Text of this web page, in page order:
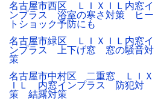
名古屋市西区 ＬＩＸＩＬ内窓イ
ンプラス 浴室の寒さ対策 ヒー
トショック予防にも
名古屋市緑区 ＬＩＸＩＬ内窓イ
ンプラス 上下げ窓 窓の騒音対
策
名古屋市中村区 二重窓 ＬＩＸ
ＩＬ 内窓インプラス 防犯対
策 結露対策